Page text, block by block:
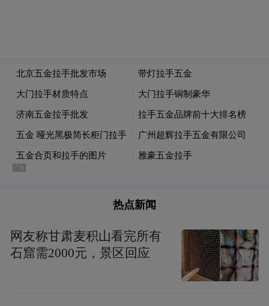
村民介绍，这批灌溉设施分属不同涉农项
前仅少量泵房可正常使用，过半设施损毁失
效。
热点新闻
网友称甘肃麦积山看完所有
石窟需2000元，景区回应